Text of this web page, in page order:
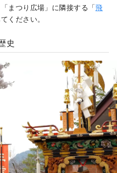
まつり広場」に隣接する「飛
ください。
史